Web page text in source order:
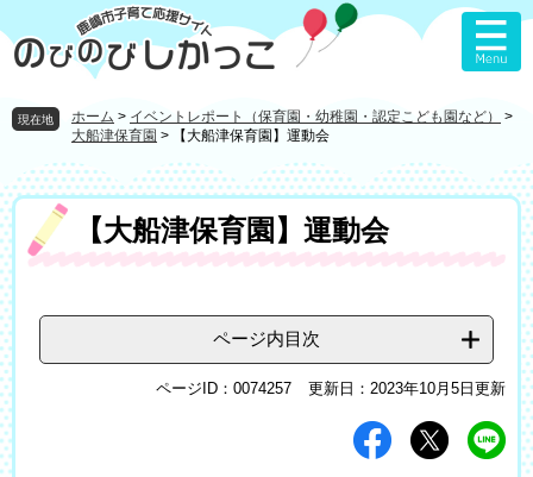
ー
ジ
先
頭
す
。
ニ
ュ
を
飛
し
て
本
文
へ
現在地 ホーム > イベントレポート（保育園・幼稚園・認定こども園など）
>
大船津保育園 > 【大船津保育園】運動会
本
文
【大船津保育園】運動会
ページ内目次
ページID：0074257 更新日：2023年10月5日更新